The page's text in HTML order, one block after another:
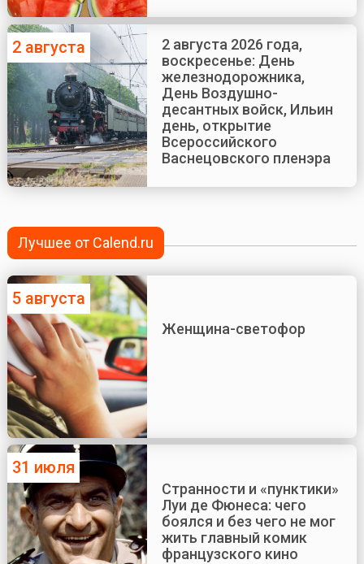
2 августа
2 августа 2026 года,
воскресенье: День
железнодорожника,
День Воздушно-
десантных войск, Ильин
день, открытие
Всероссийского
Васнецовского пленэра
Лучшее от Calend.ru
5 августа
Женщина-светофор
31 июля
Странности и «пунктики»
Луи де Фюнеса: чего
боялся и без чего не мог
жить главный комик
французского кино